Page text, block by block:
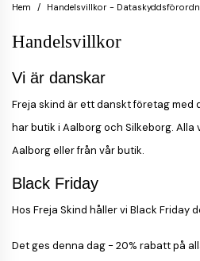
Hem Handelsvillkor -
Handelsvillkor
Vi är danskar
Freja skind är ett danskt företag med
har butik i Aalborg och Silkeborg.
Aalborg eller från vår butik.
Black Friday
Hos Freja Skind håller vi Black Friday
Det ges denna dag - 20% rabattpå